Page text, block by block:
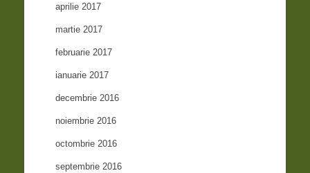
aprilie 2017
martie 2017
februarie 2017
ianuarie 2017
decembrie 2016
noiembrie 2016
octombrie 2016
septembrie 2016